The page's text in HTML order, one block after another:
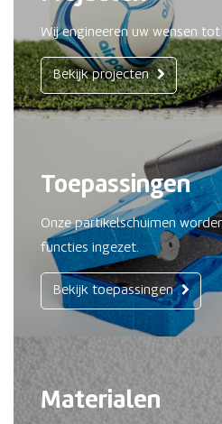
Wij engineeren uw wensen
Bekijk projecten
Toepassingen
Onze partikelschuimen
functies ingezet.
Bekijk toepassingen
Materialen